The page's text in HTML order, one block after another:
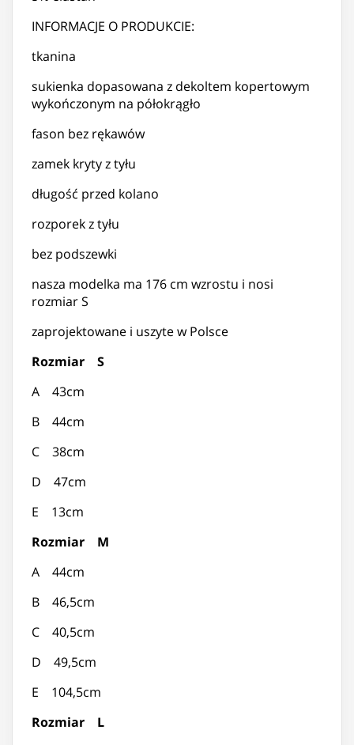
INFORMACJE O PRODUKCIE:
tkanina
sukienka dopasowana z dekoltem kopertowym
wykończonym na półokrągło
fason bez rękawów
zamek kryty z tyłu
długość przed kolano
rozporek z tyłu
bez podszewki
nasza modelka ma 176 cm wzrostu i nosi
rozmiar S
zaprojektowane i uszyte w Polsce
Rozmiar S
A 43cm
B 44cm
C 38cm
D 47cm
E 13cm
Rozmiar M
A 44cm
B 46,5cm
C 40,5cm
D 49,5cm
E 104,5cm
Rozmiar L